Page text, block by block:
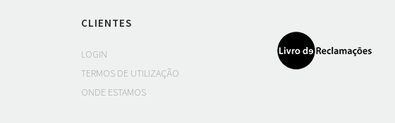
CLIENTES
LOGIN
TERMOS DE UTILIZAÇÃO
ONDE ESTAMOS